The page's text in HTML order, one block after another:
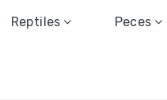
Reptiles Peces